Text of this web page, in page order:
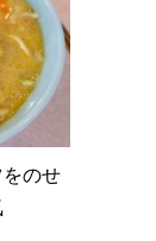
のせ